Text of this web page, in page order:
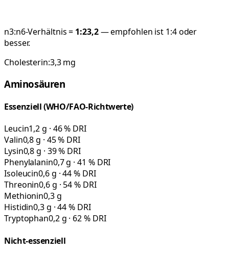
n3:n6-Verhältnis = 1:23,2— empfohlen ist 1:4 oder
besser.
Cholesterin:3,3mg
Aminosäuren
Essenziell (WHO/FAO-Richtwerte)
Leucin1,2 g · 46 % DRI
Valin0,8 g · 45 % DRI
Lysin0,8 g · 39 % DRI
Phenylalanin0,7 g · 41 % DRI
Isoleucin0,6 g · 44 % DRI
Threonin0,6 g · 54 % DRI
Methionin0,3 g
Histidin0,3 g · 44 % DRI
Tryptophan0,2 g · 62 % DRI
Nicht-essenziell